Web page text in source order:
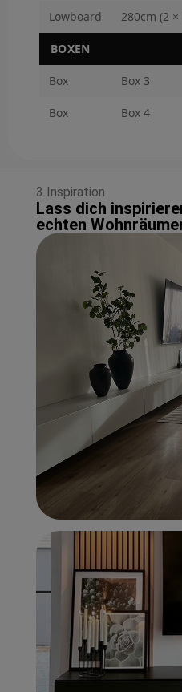
Lowboard 280cm (2
BOXEN
Box Box 3
Box Box 4
3 Inspiration
Lass dich
echten